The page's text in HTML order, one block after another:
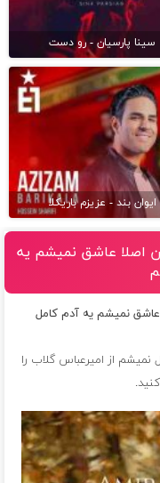
سینا پارسیان - رو دست
ایوان بند - عزیزم باریکلا
اصلا عاشق نمیشم یه
عاشق نمیشم یه آدم کامل
نمیشم از امیرعباس گلاب را